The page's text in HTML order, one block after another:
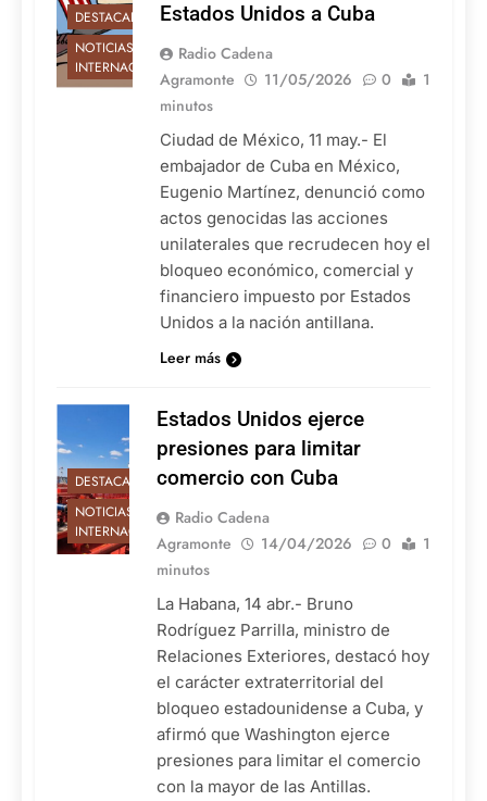
DESTACADAS
NOTICIAS
INTERNACIONALES
Estados Unidos a Cuba
Radio Cadena
Agramonte
11/05/2026 0
1
minutos
Ciudad de México, 11 may.- El
embajador de Cuba en México,
Eugenio Martínez, denunció como
actos genocidas las acciones
unilaterales que recrudecen hoy el
bloqueo económico, comercial y
financiero impuesto por Estados
Unidos a la nación antillana.
Leer más
DESTACADAS
NOTICIAS
INTERNACIONALES
Estados Unidos ejerce
presiones para limitar
comercio con Cuba
Radio Cadena
Agramonte
14/04/2026 0
1
minutos
La Habana, 14 abr.- Bruno
Rodríguez Parrilla, ministro de
Relaciones Exteriores, destacó hoy
el carácter extraterritorial del
bloqueo estadounidense a Cuba, y
afirmó que Washington ejerce
presiones para limitar el comercio
con la mayor de las Antillas.